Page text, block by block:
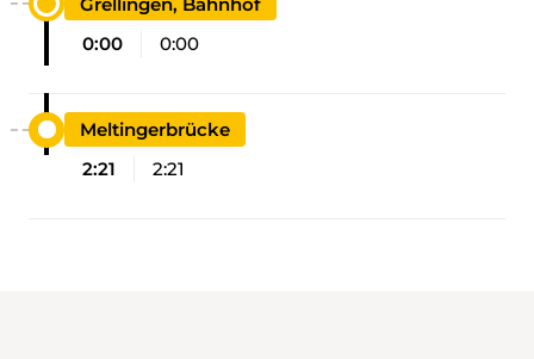
0:00
0:00
Meltingerbrücke
2:21
2:21